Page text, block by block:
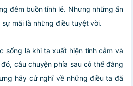
đêm buồn tỉnh lẻ. Nhưng những ấn
mãi là những điều tuyệt vời.
sống là khi ta xuất hiện tình cảm và
câu chuyện phía sau có thể đắng
hãy cứ nghĩ về những điều ta đã